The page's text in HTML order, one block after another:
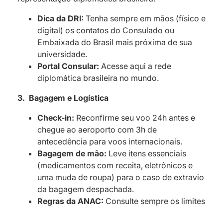
Dica da DRI: Tenha sempre em mãos (físico e
digital) os contatos do Consulado ou
Embaixada do Brasil mais próxima de sua
universidade.
Portal Consular: Acesse aqui a rede
diplomática brasileira no mundo.
3. Bagagem e Logística
Check-in: Reconfirme seu voo 24h antes e
chegue ao aeroporto com 3h de
antecedência para voos internacionais.
Bagagem de mão: Leve itens essenciais
(medicamentos com receita, eletrônicos e
uma muda de roupa) para o caso de extravio
da bagagem despachada.
Regras da ANAC: Consulte sempre os limites